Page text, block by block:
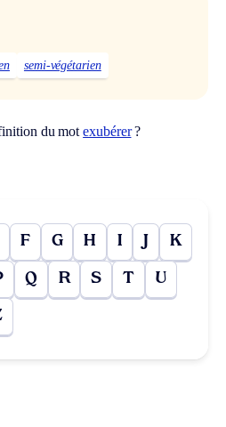
semi-végétarien
du motexubérer?
F G H I J K
Q R S T U